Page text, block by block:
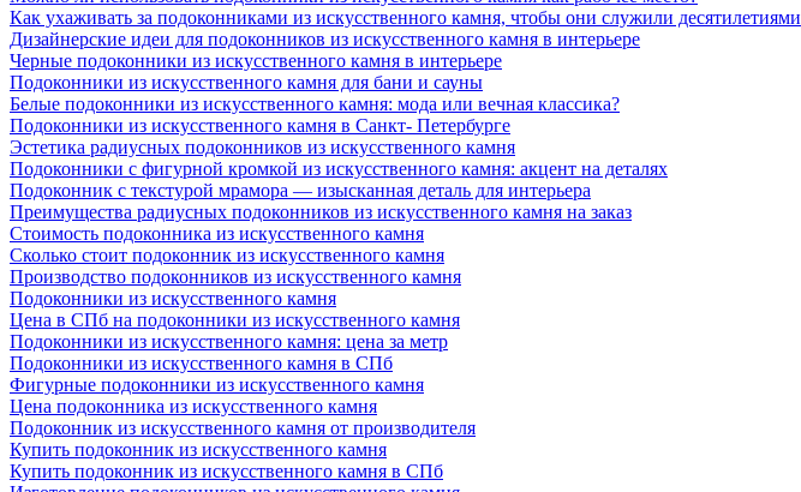
Как ухаживать за подоконниками из искусственного камня, чтобы они служили десятилетиями
Дизайнерские идеи для подоконников из искусственного камня в интерьере
Черные подоконники из искусственного камня в интерьере
Подоконники из искусственного камня для бани и сауны
Белые подоконники из искусственного камня: мода или вечная классика?
Подоконники из искусственного камня в Санкт- Петербурге
Эстетика радиусных подоконников из искусственного камня
Подоконники с фигурной кромкой из искусственного камня: акцент на деталях
Подоконник с текстурой мрамора — изысканная деталь для интерьера
Преимущества радиусных подоконников из искусственного камня на заказ
Стоимость подоконника из искусственного камня
Сколько стоит подоконник из искусственного камня
Производство подоконников из искусственного камня
Подоконники из искусственного камня
Цена в СПб на подоконники из искусственного камня
Подоконники из искусственного камня: цена за метр
Подоконники из искусственного камня в СПб
Фигурные подоконники из искусственного камня
Цена подоконника из искусственного камня
Подоконник из искусственного камня от производителя
Купить подоконник из искусственного камня
Купить подоконник из искусственного камня в СПб